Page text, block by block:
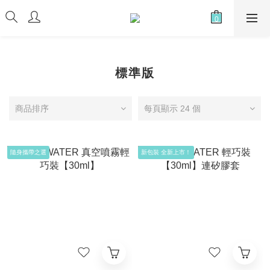
標準版
商品排序 每頁顯示 24 個
隨身攜帶之選 新包裝 全新上市！